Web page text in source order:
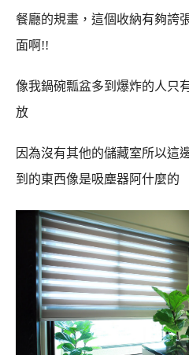
餐廳的規畫，這個收納有夠誇
面啊!!
像我鍋碗瓢盆多到爆炸的人只
放
因為沒有其他的儲藏室所以這
到的東西像是吸塵器阿什麼的